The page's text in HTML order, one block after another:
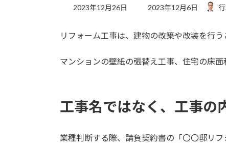
2023年12月26日
最
新
時
:
2023年12月6日
リフォーム工事は、建物の改築や改装を行
マンションの壁紙の張替え工事、住宅の床
工事名ではなく、工事の
業種判断する際、請負契約書の「〇〇邸リ